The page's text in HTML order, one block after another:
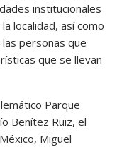
institucionales
localidad, así como
personas que
que se llevan
Parque
Benítez Ruiz, el
Miguel